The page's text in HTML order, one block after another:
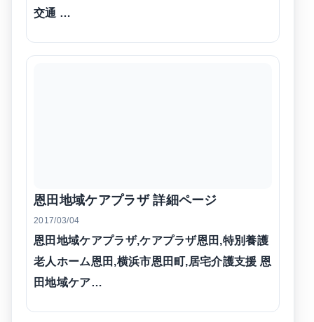
交通 …
恩田地域ケアプラザ 詳細ページ
2017/03/04
恩田地域ケアプラザ,ケアプラザ恩田,特別養護
老人ホーム恩田,横浜市恩田町,居宅介護支援 恩
田地域ケア…